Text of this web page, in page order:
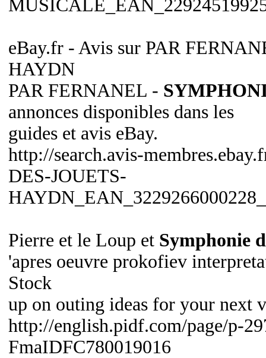
eBay.fr - Avis sur PAR
HAYDN
PAR FERNANEL -
annonces disponibles dans les
guides et avis eBay.
http://search.avis-
DES-JOUETS-
Pierre et le Loup et Symphonie
'apres oeuvre prokofiev
Stock
up on outing ideas for your next
http://english.pidf.com/page/p-
FmaIDFC780019016